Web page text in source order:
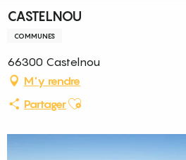
CASTELNOU
COMMUNES
66300 Castelnou
M'y rendre
PartagerAjouter aux favoris